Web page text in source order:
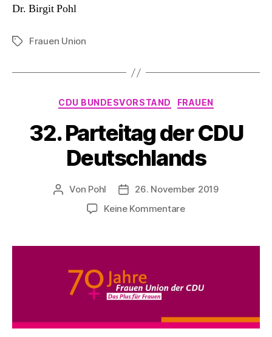
Dr. Birgit Pohl
Schlagwörter
Frauen Union
Kategorien
CDU BUNDESVORSTAND FRAUEN
32. Parteitag der CDU
Deutschlands
Beitragsautor
Von Pohl Beitragsdatum
26. November 2019
Keine Kommentarezu
der